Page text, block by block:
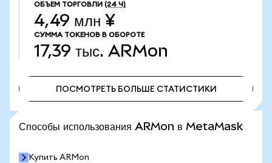
ОБЪЕМ ТОРГОВЛИ (24 Ч)
4,49 млн ¥
СУММА ТОКЕНОВ В ОБОРОТЕ
17,39 тыс. ARMon
ПОСМОТРЕТЬ БОЛЬШЕ СТАТИСТИКИ
Способы использования ARMon в MetaMask
Купить ARMon